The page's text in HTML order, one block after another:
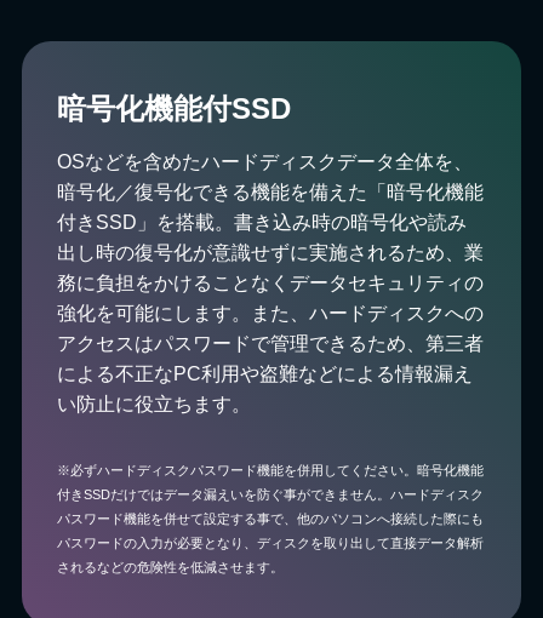
暗号化機能付SSD
OSなどを含めたハードディスクデータ全体を、
暗号化／復号化できる機能を備えた「暗号化機能
付きSSD」を搭載。書き込み時の暗号化や読み
出し時の復号化が意識せずに実施されるため、業
務に負担をかけることなくデータセキュリティの
強化を可能にします。また、ハードディスクへの
アクセスはパスワードで管理できるため、第三者
による不正なPC利用や盗難などによる情報漏え
い防止に役立ちます。
※必ずハードディスクパスワード機能を併用してください。暗号化機能
付きSSDだけではデータ漏えいを防ぐ事ができません。ハードディスク
パスワード機能を併せて設定する事で、他のパソコンへ接続した際にも
パスワードの入力が必要となり、ディスクを取り出して直接データ解析
されるなどの危険性を低減させます。